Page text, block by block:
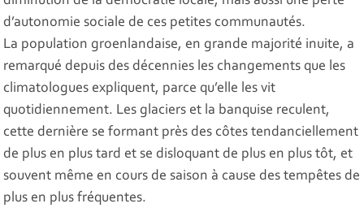
d’autonomie sociale de ces petites communautés.
La population groenlandaise, en grande majorité inuite, a
remarqué depuis des décennies les changements que les
climatologues expliquent, parce qu’elle les vit
quotidiennement. Les glaciers et la banquise reculent,
cette dernière se formant près des côtes tendanciellement
de plus en plus tard et se disloquant de plus en plus tôt, et
souvent même en cours de saison à cause des tempêtes de
plus en plus fréquentes.